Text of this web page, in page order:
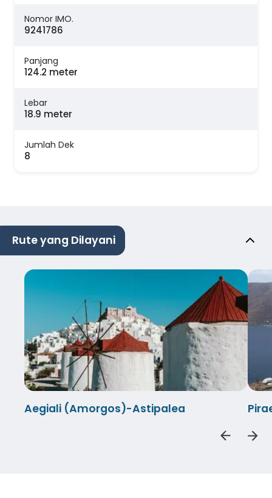
Nomor IMO.
9241786
Panjang
124.2 meter
Lebar
18.9 meter
Jumlah Dek
8
Rute yang Dilayani
Aegiali (Amorgos)-Astipalea